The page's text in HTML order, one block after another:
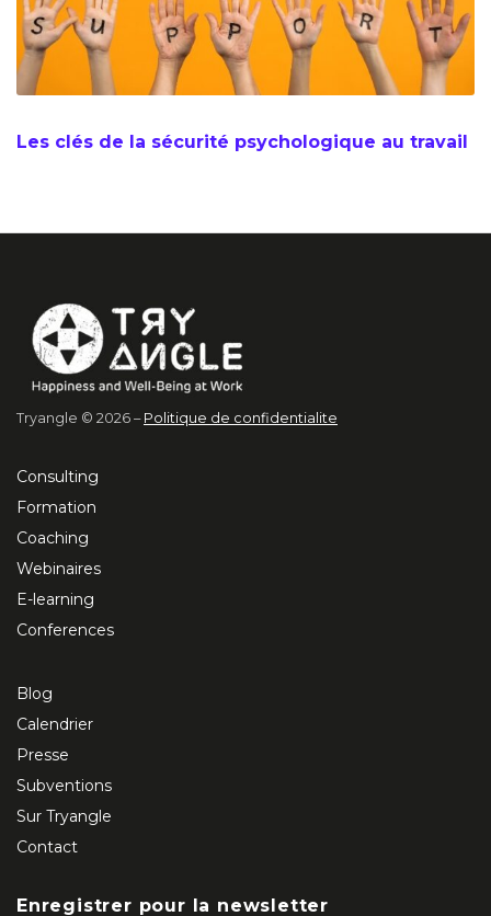
Les clés de la sécurité psychologique au travail
Tryangle © 2026 – Politique de confidentialite
Consulting
Formation
Coaching
Webinaires
E-learning
Conferences
Blog
Calendrier
Presse
Subventions
Sur Tryangle
Contact
Enregistrer pour la newsletter